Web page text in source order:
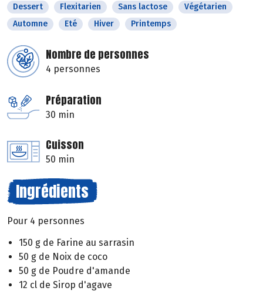
Dessert Flexitarien Sans lactose
Végétarien
Automne
Eté Hiver Printemps
Nombre de personnes
4 personnes
Préparation
30 min
Cuisson
50 min
Ingrédients
Pour 4 personnes
150 g de Farine au sarrasin
50 g de Noix de coco
50 g de Poudre d'amande
12 cl de Sirop d'agave